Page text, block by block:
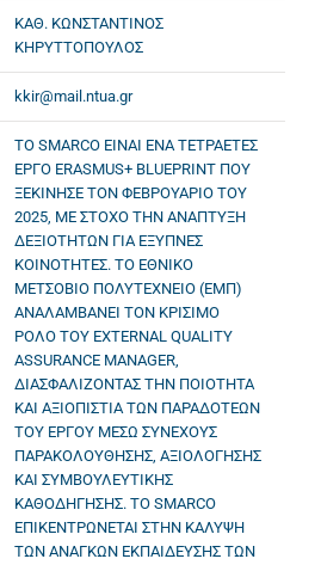
ΚΑΘ. ΚΩΝΣΤΑΝΤΙΝΟΣ
ΚΗΡΥΤΤΟΠΟΥΛΟΣ
kkir@mail.ntua.gr
ΤΟ SMARCO ΕΙΝΑΙ ΕΝΑ ΤΕΤΡΑΕΤΕΣ
ΕΡΓΟ ERASMUS+ BLUEPRINT ΠΟΥ
ΞΕΚΙΝΗΣΕ ΤΟΝ ΦΕΒΡΟΥΑΡΙΟ ΤΟΥ
2025, ΜΕ ΣΤΟΧΟ ΤΗΝ ΑΝΑΠΤΥΞΗ
ΔΕΞΙΟΤΗΤΩΝ ΓΙΑ ΕΞΥΠΝΕΣ
ΚΟΙΝΟΤΗΤΕΣ. ΤΟ ΕΘΝΙΚΟ
ΜΕΤΣΟΒΙΟ ΠΟΛΥΤΕΧΝΕΙΟ (ΕΜΠ)
ΑΝΑΛΑΜΒΑΝΕΙ ΤΟΝ ΚΡΙΣΙΜΟ
ΡΟΛΟ ΤΟΥ EXTERNAL QUALITY
ASSURANCE MANAGER,
ΔΙΑΣΦΑΛΙΖΟΝΤΑΣ ΤΗΝ ΠΟΙΟΤΗΤΑ
ΚΑΙ ΑΞΙΟΠΙΣΤΙΑ ΤΩΝ ΠΑΡΑΔΟΤΕΩΝ
ΤΟΥ ΕΡΓΟΥ ΜΕΣΩ ΣΥΝΕΧΟΥΣ
ΠΑΡΑΚΟΛΟΥΘΗΣΗΣ, ΑΞΙΟΛΟΓΗΣΗΣ
ΚΑΙ ΣΥΜΒΟΥΛΕΥΤΙΚΗΣ
ΚΑΘΟΔΗΓΗΣΗΣ. ΤΟ SMARCO
ΕΠΙΚΕΝΤΡΩΝΕΤΑΙ ΣΤΗΝ ΚΑΛΥΨΗ
ΤΩΝ ΑΝΑΓΚΩΝ ΕΚΠΑΙΔΕΥΣΗΣ ΤΩΝ